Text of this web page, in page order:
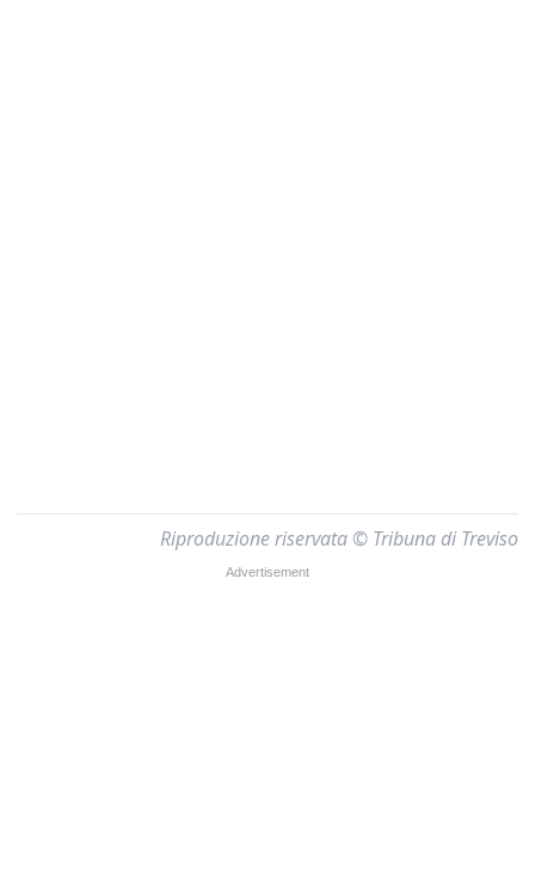
Riproduzione riservata © Tribuna di Treviso